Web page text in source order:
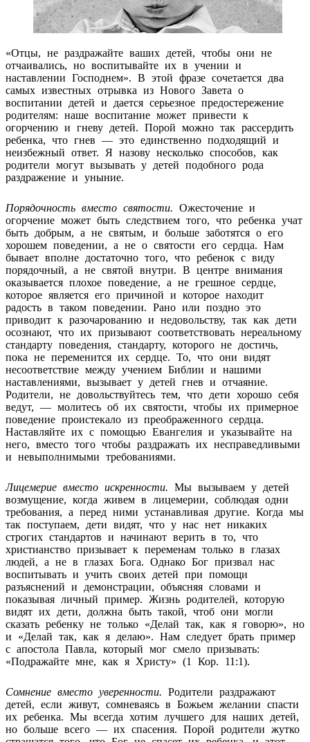
«Отцы, не раздражайте ваших детей, чтобы они не
отчаивались, но воспитывайте их в учении и
наставлении Господнем». В этой фразе сочетается два
самых известных отрывка из Нового Завета о
воспитании детей и дается серьезное предостережение
родителям: наше воспитание может привести к
огорчению и гневу детей. Порой можно так рассердить
ребенка, что гнев — это единственно подходящий и
неизбежный ответ. Я назову несколько способов, как
родители могут вызывать у детей подобного рода
раздражение и уныние.
Порядочность вместо святости. Ожесточение и
огорчение может быть следствием того, что ребенка учат
быть добрым, а не святым, и больше заботятся о его
хорошем поведении, а не о святости его сердца. Нам
бывает вполне достаточно того, что ребенок с виду
порядочный, а не святой внутри. В центре внимания
оказывается плохое поведение, а не грешное сердце,
которое является его причиной и которое находит
радость в таком поведении. Рано или поздно это
приводит к разочарованию и недовольству, так как дети
осознают, что их призывают соответствовать нереальному
стандарту поведения, стандарту, которого не достичь,
пока не переменится их сердце. То, что они видят
несоответствие между учением Библии и нашими
наставлениями, вызывает у детей гнев и отчаяние.
Родители, не довольствуйтесь тем, что дети хорошо себя
ведут, — молитесь об их святости, чтобы их примерное
поведение проистекало из преображенного сердца.
Наставляйте их с помощью Евангелия и указывайте на
него, вместо того чтобы раздражать их несправедливыми
и невыполнимыми требованиями.
Лицемерие вместо искренности. Мы вызываем у детей
возмущение, когда живем в лицемерии, соблюдая одни
требования, а перед ними устанавливая другие. Когда мы
так поступаем, дети видят, что у нас нет никаких
строгих стандартов и начинают верить в то, что
христианство призывает к переменам только в глазах
людей, а не в глазах Бога. Однако Бог призвал нас
воспитывать и учить своих детей при помощи
разъяснений и демонстрации, объясняя словами и
показывая личный пример. Жизнь родителей, которую
видят их дети, должна быть такой, чтоб они могли
сказать ребенку не только «Делай так, как я говорю», но
и «Делай так, как я делаю». Нам следует брать пример
с апостола Павла, который мог смело призывать:
«Подражайте мне, как я Христу» (1 Кор. 11:1).
Сомнение вместо уверенности. Родители раздражают
детей, если живут, сомневаясь в Божьем желании спасти
их ребенка. Мы всегда хотим лучшего для наших детей,
но больше всего — их спасения. Порой родители жутко